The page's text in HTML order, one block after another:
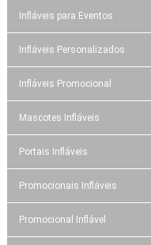
Infláveis para Eventos
Infláveis Personalizados
Infláveis Promocional
Mascotes Infláveis
Portais Infláveis
Promocionais Infláveis
Promocional Inflável